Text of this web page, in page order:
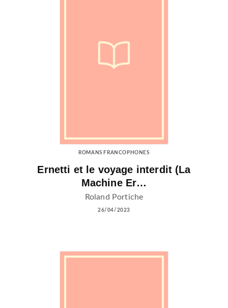
ROMANS FRANCOPHONES
Ernetti et le voyage interdit (La
Machine Er…
Roland Portiche
26/04/2023